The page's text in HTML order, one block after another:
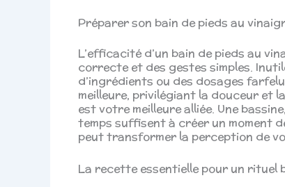
Préparer son bain de pieds au
L’efficacité d’un bain de pieds au
correcte et des gestes simples.
d’ingrédients ou des dosages
meilleure, privilégiant la douceur et
est votre meilleure alliée. Une
temps suffisent à créer un moment
peut transformer la perception de
La recette essentielle pour un rituel